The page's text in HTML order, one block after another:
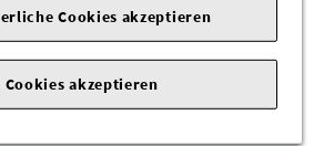
(kg)
2019, A5 Cabriolet (B9-PA), 2020 - , A5
A5 Coupe (B9-PA), 2020 - , A5
Cookies akzeptieren
Cookies akzeptieren